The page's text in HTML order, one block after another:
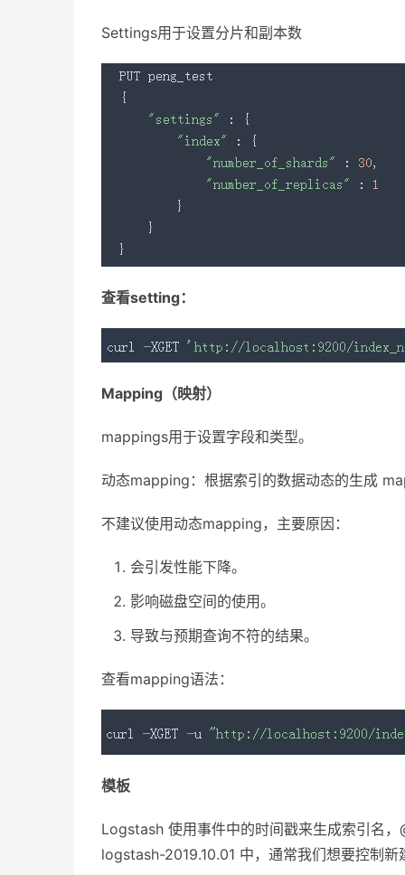
Settings用于设置分片和副本数
查看setting：
Mapping（映射）
mappings用于设置字段和类型。
动态mapping：根据索引的数据动态的生成
不建议使用动态mapping，主要原因：
会引发性能下降。
影响磁盘空间的使用。
导致与预期查询不符的结果。
查看mapping语法：
模板
Logstash 使用事件中的时间戳来生成索引名
logstash-2019.10.01 中，通常我们想要控制